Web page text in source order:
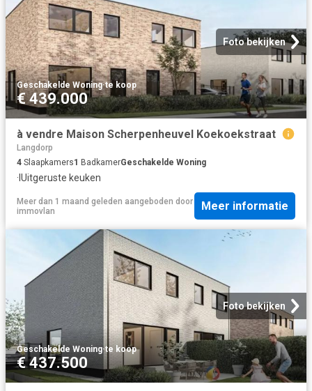
Foto bekijken
Geschakelde Woning·te koop
€ 439.000
à vendre Maison Scherpenheuvel Koekoekstraat
Langdorp
4 Slaapkamers1 BadkamerGeschakelde Woning
· IUitgeruste keuken
Meer dan 1 maand geleden aangeboden door
immovlan
Meer informatie
Foto bekijken
Geschakelde Woning·te koop
€ 437.500